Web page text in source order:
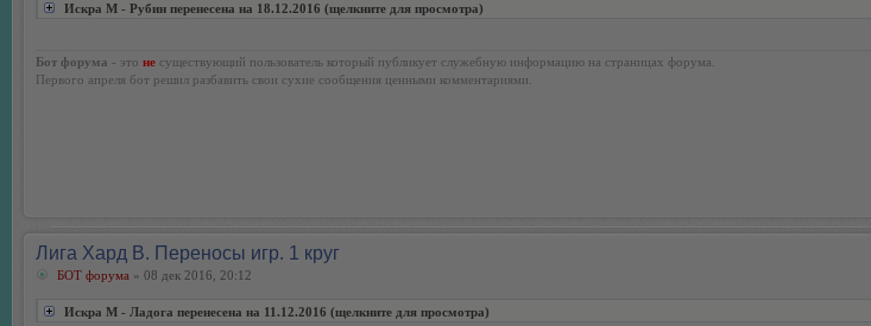
Искра М - Рубин перенесена на 18.12.2016 (щелкните для просмотра)
Бот форума - это не существующий пользователь который публикует служебную информацию на страницах форума.
Первого апреля бот решил разбавить свои сухие сообщения ценными комментариями.
Лига Хард В. Переносы игр. 1 круг
БОТ форума » 08 дек 2016, 20:12
Искра М - Ладога перенесена на 11.12.2016 (щелкните для просмотра)